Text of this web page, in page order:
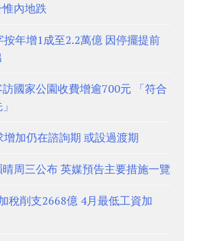
內地跌
按年增1成至2.2萬億 因停擺提前
國家公園收費增逾700元 「符合
增加仍在諮詢期 或設過渡期
周三公布 英媒預告主要措施一覽
稅削支2668億 4月最低工資加